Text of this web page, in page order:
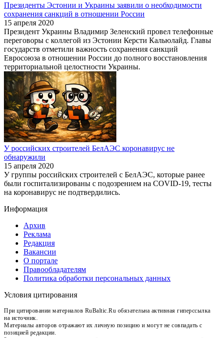
Президенты Эстонии и Украины заявили о необходимости
сохранения санкций в отношении России
15 апреля 2020
Президент Украины Владимир Зеленский провел телефонные
переговоры с коллегой из Эстонии Керсти Кальюлайд. Главы
государств отметили важность сохранения санкций
Евросоюза в отношении России до полного восстановления
территориальной целостности Украины.
У российских строителей БелАЭС коронавирус не
обнаружили
15 апреля 2020
У группы российских строителей с БелАЭС, которые ранее
были госпитализированы с подозрением на COVID-19, тесты
на коронавирус не подтвердились.
Информация
Архив
Реклама
Редакция
Вакансии
О портале
Правообладателям
Политика обработки персональных данных
Условия цитирования
При цитировании материалов RuBaltic.Ru обязательна активная гиперссылка
на источник.
Материалы авторов отражают их личную позицию и могут не совпадать с
позицией редакции.